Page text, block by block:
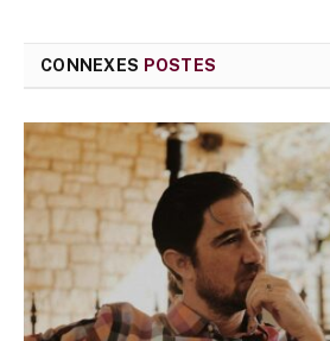
CONNEXES POSTES